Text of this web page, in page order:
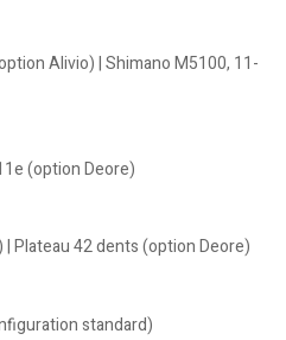
Alivio) | Shimano M5100, 11-
(option Deore)
Plateau 42 dents (option Deore)
standard)